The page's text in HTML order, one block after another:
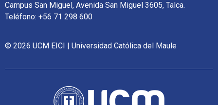
Campus San Miguel, Avenida San Miguel 3605, Talca.
Teléfono: +56 71 298 600
© 2026 UCM EICI | Universidad Católica del Maule